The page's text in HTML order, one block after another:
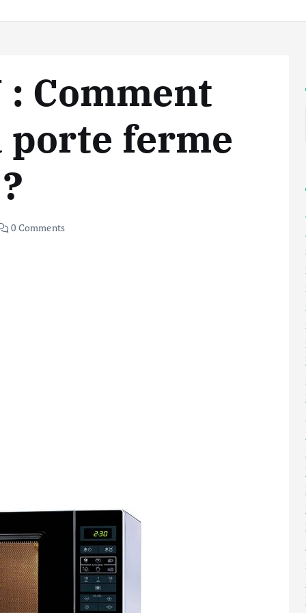
Comment
ferme
0 Comments